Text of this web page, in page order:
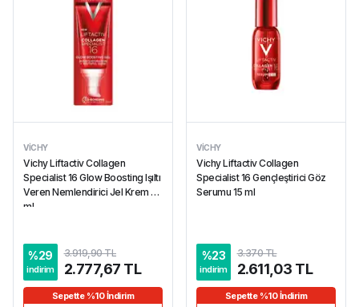
VICHY
Vichy Liftactiv Collagen
Specialist 16 Glow Boosting Işıltı
Veren Nemlendirici Jel Krem 50
ml
%29
indirim
3.919,90 TL
2.777,67 TL
Sepette %10 İndirim
VICHY
Vichy Liftactiv Collagen
Specialist 16 Gençleştirici Göz
Serumu 15 ml
%23
indirim
3.370 TL
2.611,03 TL
Sepette %10 İndirim